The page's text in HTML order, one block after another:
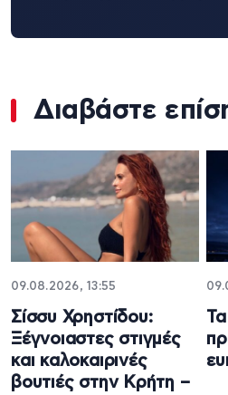
Διαβάστε
09.08.2026, 13:55
Σίσσυ Χρηστίδου:
Ξέγνοιαστες στιγμές
και καλοκαιρινές
βουτιές στην Κρήτη –